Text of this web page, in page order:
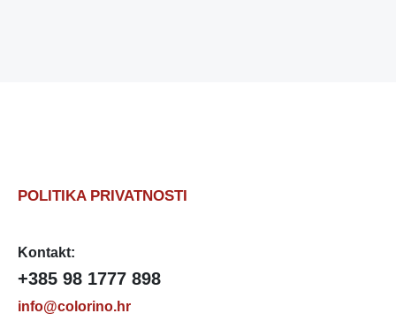
POLITIKA PRIVATNOSTI
Kontakt:
+385 98 1777 898
info@colorino.hr